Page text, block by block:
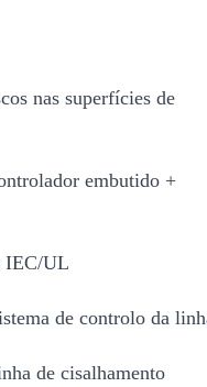
nas superfícies de
embutido +
IEC/UL
de controlo da
de cisalhamento